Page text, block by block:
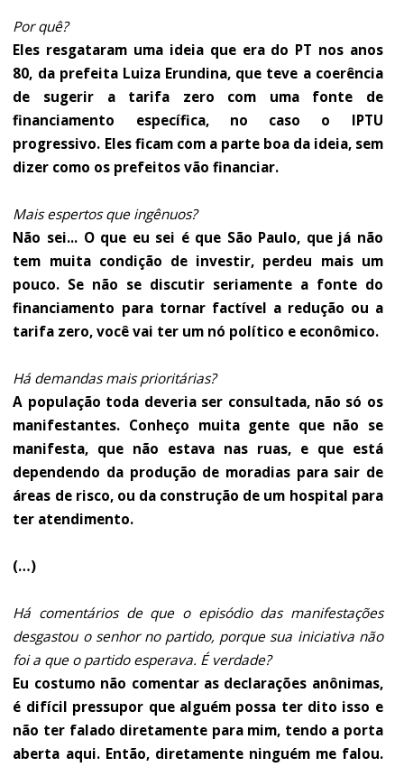
Por quê?
Eles resgataram uma ideia que era do PT nos anos
80, da prefeita Luiza Erundina, que teve a coerência
de sugerir a tarifa zero com uma fonte de
financiamento específica, no caso o IPTU
progressivo. Eles ficam com a parte boa da ideia, sem
dizer como os prefeitos vão financiar.
Mais espertos que ingênuos?
Não sei... O que eu sei é que São Paulo, que já não
tem muita condição de investir, perdeu mais um
pouco. Se não se discutir seriamente a fonte do
financiamento para tornar factível a redução ou a
tarifa zero, você vai ter um nó político e econômico.
Há demandas mais prioritárias?
A população toda deveria ser consultada, não só os
manifestantes. Conheço muita gente que não se
manifesta, que não estava nas ruas, e que está
dependendo da produção de moradias para sair de
áreas de risco, ou da construção de um hospital para
ter atendimento.
(…)
Há comentários de que o episódio das manifestações
desgastou o senhor no partido, porque sua iniciativa não
foi a que o partido esperava. É verdade?
Eu costumo não comentar as declarações anônimas,
é difícil pressupor que alguém possa ter dito isso e
não ter falado diretamente para mim, tendo a porta
aberta aqui. Então, diretamente ninguém me falou.